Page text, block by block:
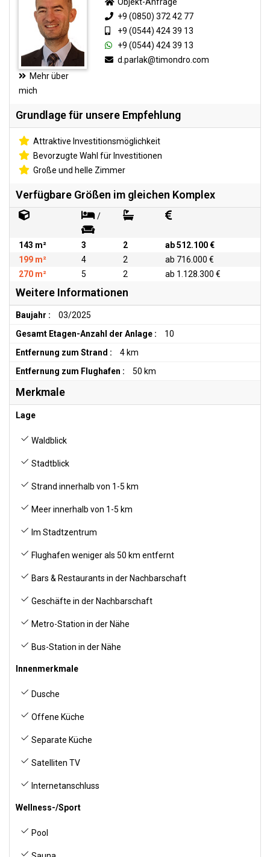
Mehr über
mich
+9 (0850) 372 42 77
+9 (0544) 424 39 13
+9 (0544) 424 39 13
d.parlak@timondro.com
Grundlage für unsere Empfehlung
Attraktive Investitionsmöglichkeit
Bevorzugte Wahl für Investitionen
Große und helle Zimmer
Verfügbare Größen im gleichen Komplex
/
143 m² 3 2
ab 512.100 €
199 m²
4 2
ab 716.000 €
270 m²
5 2 ab 1.128.300 €
Weitere Informationen
Baujahr :
03/2025
Gesamt Etagen-Anzahl der Anlage :
10
Entfernung zum Strand :
4 km
Entfernung zum Flughafen :
50 km
Merkmale
Lage
Waldblick
Stadtblick
Strand innerhalb von 1-5 km
Meer innerhalb von 1-5 km
Im Stadtzentrum
Flughafen weniger als 50 km entfernt
Bars & Restaurants in der Nachbarschaft
Geschäfte in der Nachbarschaft
Metro-Station in der Nähe
Bus-Station in der Nähe
Innenmerkmale
Dusche
Offene Küche
Separate Küche
Satelliten TV
Internetanschluss
Wellness-/Sport
Pool